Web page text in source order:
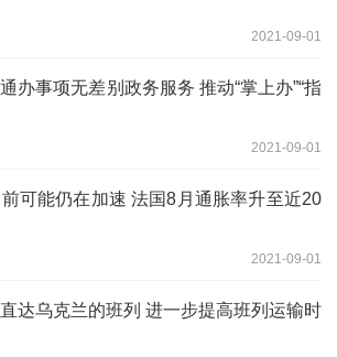
2021-09-01
办事项无差别政务服务 推动“掌上办”“指
2021-09-01
可能仍在加速 法国8月通胀率升至近20
2021-09-01
达乌克兰的班列 进一步提高班列运输时